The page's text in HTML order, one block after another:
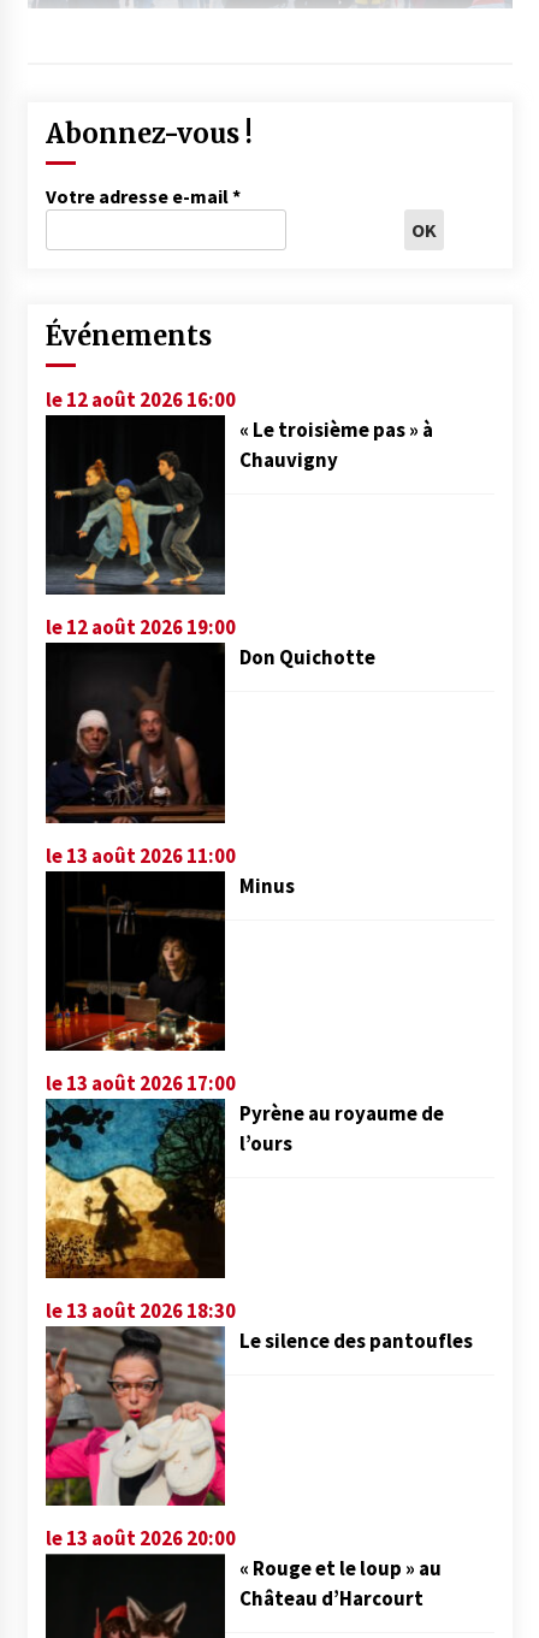
Abonnez-vous !
Votre adresse e-mail*
Événements
le 12 août 2026 16:00
« Le troisième pas » à
Chauvigny
le 12 août 2026 19:00
Don Quichotte
le 13 août 2026 11:00
Minus
le 13 août 2026 17:00
Pyrène au royaume de
l’ours
le 13 août 2026 18:30
Le silence des pantoufles
le 13 août 2026 20:00
« Rouge et le loup » au
Château d’Harcourt